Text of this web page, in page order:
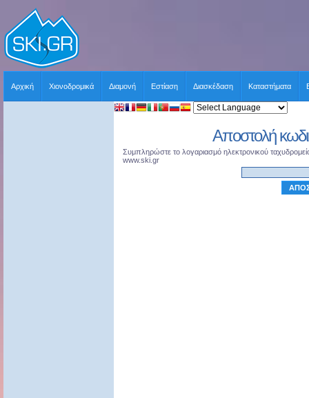
Αρχική Χιονοδρομικά Διαμονή Εστίαση Διασκέδαση Καταστήματα
Αποστολή
Συμπληρώστε το λογαριασμό ηλεκτρονικού
www.ski.gr